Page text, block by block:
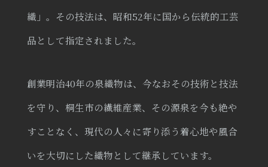
織」。その技法は、昭和52年に国から伝統的工芸
品として指定されました。
創業明治40年の泉織物は、今なおその技術と技法
を守り、桐生市の繊維産業、その源泉を今も絶や
すことなく、現代の人々に寄り添う着心地や風合
いを大切にした織物として継承しています。